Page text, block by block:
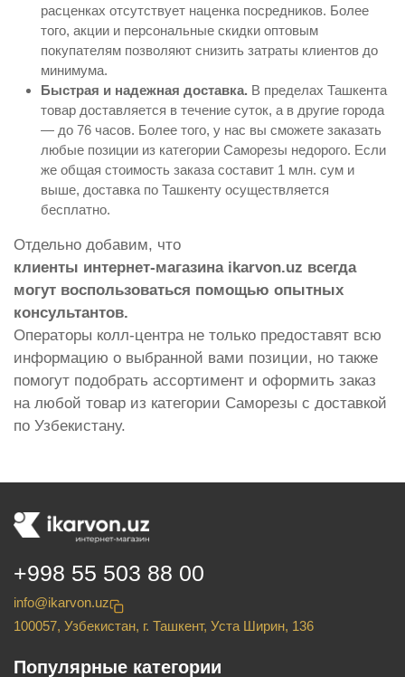
расценках отсутствует наценка посредников. Более
того, акции и персональные скидки оптовым
покупателям позволяют снизить затраты клиентов до
минимума.
Быстрая и надежная доставка. В пределах Ташкента
товар доставляется в течение суток, а в другие города
— до 76 часов. Более того, у нас вы сможете заказать
любые позиции из категории Саморезы недорого. Если
же общая стоимость заказа составит 1 млн. сум и
выше, доставка по Ташкенту осуществляется
бесплатно.
Отдельно добавим, что
клиенты интернет-магазина ikarvon.uz всегда
могут воспользоваться помощью опытных
консультантов.
Операторы колл-центра не только предоставят всю
информацию о выбранной вами позиции, но также
помогут подобрать ассортимент и оформить заказ
на любой товар из категории Саморезы с доставкой
по Узбекистану.
+998 55 503 88 00
info@ikarvon.uz
100057, Узбекистан, г. Ташкент, Уста Ширин, 136
Популярные категории